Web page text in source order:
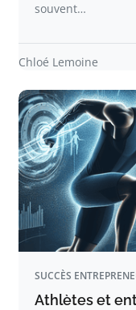
souvent…
Chloé Lemoine
SUCCÈS
Athlètes et